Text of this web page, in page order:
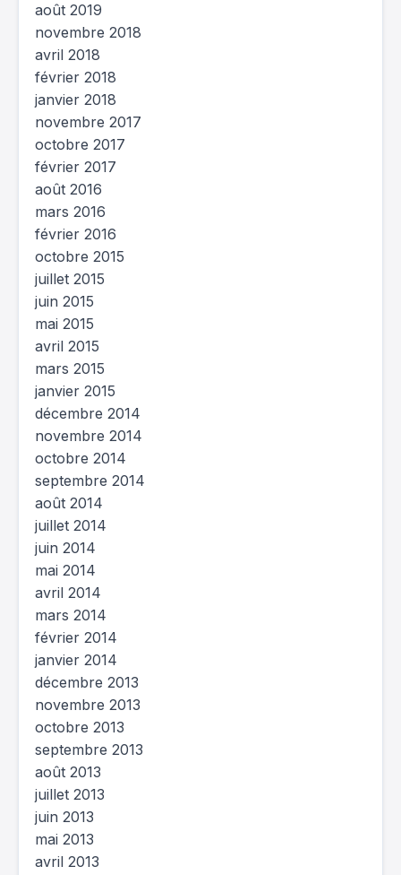
août 2019
novembre 2018
avril 2018
février 2018
janvier 2018
novembre 2017
octobre 2017
février 2017
août 2016
mars 2016
février 2016
octobre 2015
juillet 2015
juin 2015
mai 2015
avril 2015
mars 2015
janvier 2015
décembre 2014
novembre 2014
octobre 2014
septembre 2014
août 2014
juillet 2014
juin 2014
mai 2014
avril 2014
mars 2014
février 2014
janvier 2014
décembre 2013
novembre 2013
octobre 2013
septembre 2013
août 2013
juillet 2013
juin 2013
mai 2013
avril 2013